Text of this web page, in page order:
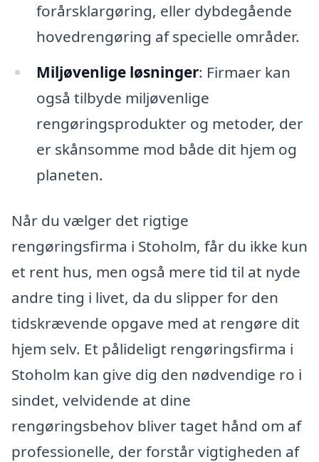
forårsklargøring, eller dybdegående
hovedrengøring af specielle områder.
Miljøvenlige løsninger: Firmaer kan
også tilbyde miljøvenlige
rengøringsprodukter og metoder, der
er skånsomme mod både dit hjem og
planeten.
Når du vælger det rigtige
rengøringsfirma i Stoholm, får du ikke kun
et rent hus, men også mere tid til at nyde
andre ting i livet, da du slipper for den
tidskrævende opgave med at rengøre dit
hjem selv. Et pålideligt rengøringsfirma i
Stoholm kan give dig den nødvendige ro i
sindet, velvidende at dine
rengøringsbehov bliver taget hånd om af
professionelle, der forstår vigtigheden af